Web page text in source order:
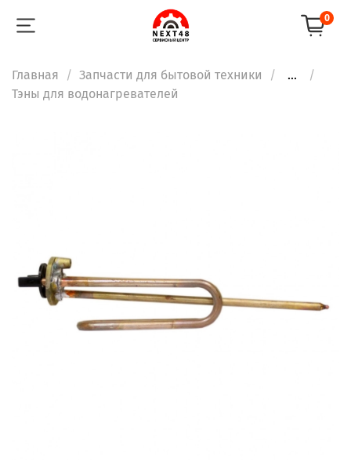
0
Главная Запчасти для бытовой техники
...
Тэны для водонагревателей